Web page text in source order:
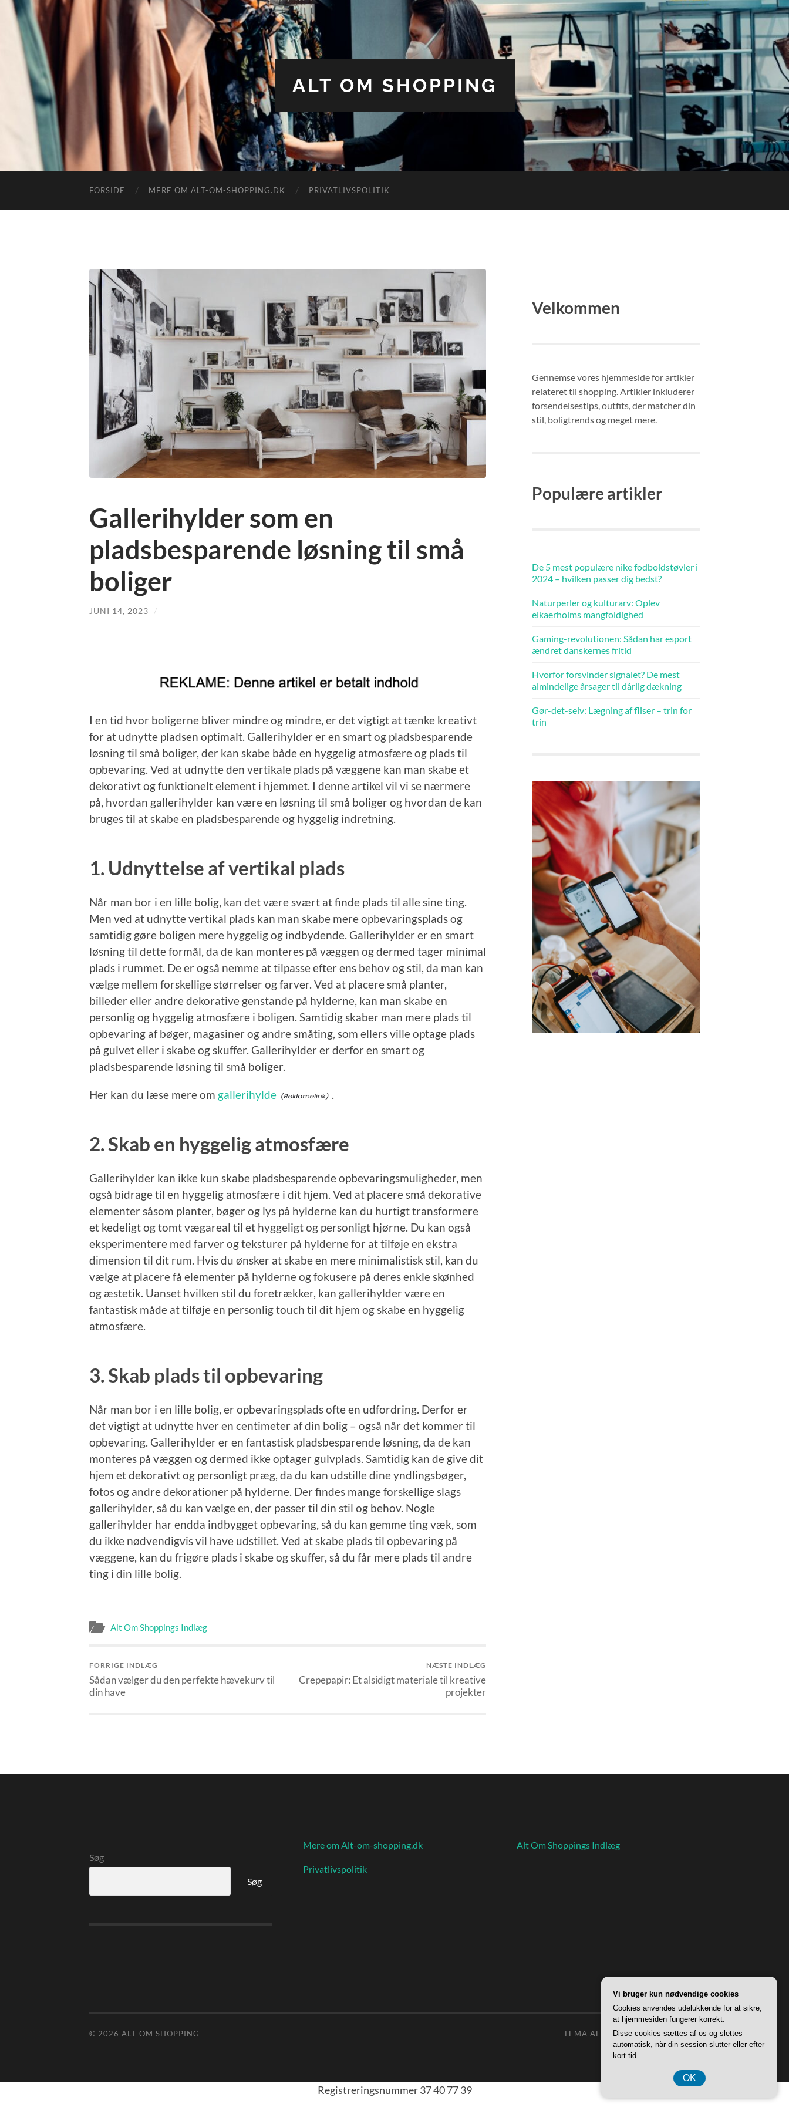
ALT OM SHOPPING
FORSIDE MERE OM ALT-OM-SHOPPING.DK PRIVATLIVSPOLITIK
Gallerihylder som en
pladsbesparende løsning til små
boliger
JUNI 14, 2023 /
I en tid hvor boligerne bliver mindre og mindre, er det vigtigt at tænke kreativt
for at udnytte pladsen optimalt. Gallerihylder er en smart og pladsbesparende
løsning til små boliger, der kan skabe både en hyggelig atmosfære og plads til
opbevaring. Ved at udnytte den vertikale plads på væggene kan man skabe et
dekorativt og funktionelt element i hjemmet. I denne artikel vil vi se nærmere
på, hvordan gallerihylder kan være en løsning til små boliger og hvordan de kan
bruges til at skabe en pladsbesparende og hyggelig indretning.
1. Udnyttelse af vertikal plads
Når man bor i en lille bolig, kan det være svært at finde plads til alle sine ting.
Men ved at udnytte vertikal plads kan man skabe mere opbevaringsplads og
samtidig gøre boligen mere hyggelig og indbydende. Gallerihylder er en smart
løsning til dette formål, da de kan monteres på væggen og dermed tager minimal
plads i rummet. De er også nemme at tilpasse efter ens behov og stil, da man kan
vælge mellem forskellige størrelser og farver. Ved at placere små planter,
billeder eller andre dekorative genstande på hylderne, kan man skabe en
personlig og hyggelig atmosfære i boligen. Samtidig skaber man mere plads til
opbevaring af bøger, magasiner og andre småting, som ellers ville optage plads
på gulvet eller i skabe og skuffer. Gallerihylder er derfor en smart og
pladsbesparende løsning til små boliger.
Her kan du læse mere om gallerihylde .
2. Skab en hyggelig atmosfære
Gallerihylder kan ikke kun skabe pladsbesparende opbevaringsmuligheder, men
også bidrage til en hyggelig atmosfære i dit hjem. Ved at placere små dekorative
elementer såsom planter, bøger og lys på hylderne kan du hurtigt transformere
et kedeligt og tomt vægareal til et hyggeligt og personligt hjørne. Du kan også
eksperimentere med farver og teksturer på hylderne for at tilføje en ekstra
dimension til dit rum. Hvis du ønsker at skabe en mere minimalistisk stil, kan du
vælge at placere få elementer på hylderne og fokusere på deres enkle skønhed
og æstetik. Uanset hvilken stil du foretrækker, kan gallerihylder være en
fantastisk måde at tilføje en personlig touch til dit hjem og skabe en hyggelig
atmosfære.
3. Skab plads til opbevaring
Når man bor i en lille bolig, er opbevaringsplads ofte en udfordring. Derfor er
det vigtigt at udnytte hver en centimeter af din bolig – også når det kommer til
opbevaring. Gallerihylder er en fantastisk pladsbesparende løsning, da de kan
monteres på væggen og dermed ikke optager gulvplads. Samtidig kan de give dit
hjem et dekorativt og personligt præg, da du kan udstille dine yndlingsbøger,
fotos og andre dekorationer på hylderne. Der findes mange forskellige slags
gallerihylder, så du kan vælge en, der passer til din stil og behov. Nogle
gallerihylder har endda indbygget opbevaring, så du kan gemme ting væk, som
du ikke nødvendigvis vil have udstillet. Ved at skabe plads til opbevaring på
væggene, kan du frigøre plads i skabe og skuffer, så du får mere plads til andre
ting i din lille bolig.
Alt Om Shoppings Indlæg
FORRIGE INDLÆG
Sådan vælger du den perfekte hævekurv til
din have
NÆSTE INDLÆG
Crepepapir: Et alsidigt materiale til kreative
projekter
Velkommen
Gennemse vores hjemmeside for artikler
relateret til shopping. Artikler inkluderer
forsendelsestips, outfits, der matcher din
stil, boligtrends og meget mere.
Populære artikler
De 5 mest populære nike fodboldstøvler i
2024 – hvilken passer dig bedst?
Naturperler og kulturarv: Oplev
elkaerholms mangfoldighed
Gaming-revolutionen: Sådan har esport
ændret danskernes fritid
Hvorfor forsvinder signalet? De mest
almindelige årsager til dårlig dækning
Gør-det-selv: Lægning af fliser – trin for
trin
Søg
Søg
Mere om Alt-om-shopping.dk
Privatlivspolitik
Alt Om Shoppings Indlæg
© 2026 ALT OM SHOPPING TEMA AF ANDERS NOREN—OP ↑
Registreringsnummer 37 40 77 39
Vi bruger kun nødvendige cookies
Cookies anvendes udelukkende for at sikre,
at hjemmesiden fungerer korrekt.
Disse cookies sættes af os og slettes
automatisk, når din session slutter eller efter
kort tid.
OK